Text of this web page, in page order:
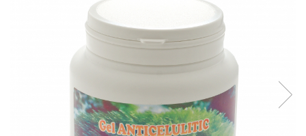
THAILANDEZ (LOMI-LOMI)